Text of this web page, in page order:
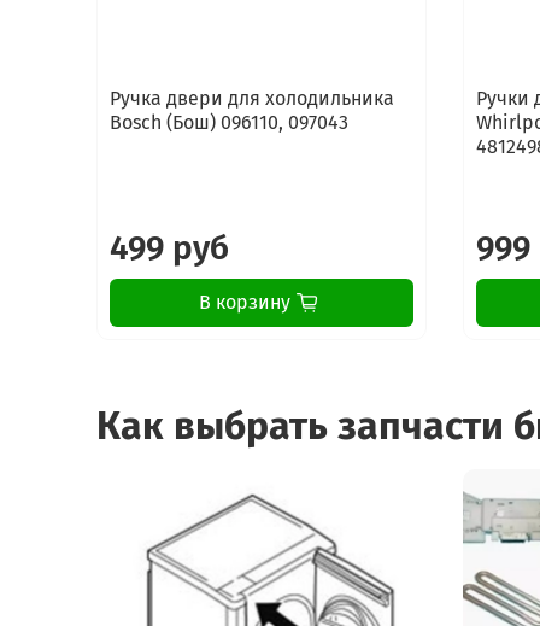
Ручка двери для холодильника
Bosch (Бош) 096110, 097043
499 руб
В корзину
Ручки
999
Как выбрать запчасти